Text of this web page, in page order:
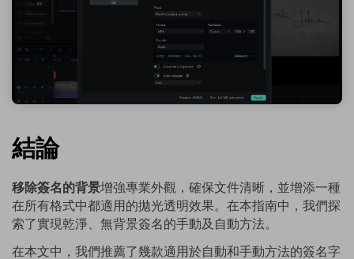
結論
移除簽名的背景增強專業外觀，確保文件清晰，並增添一種
在所有格式中都適用的拋光透明效果。在本指南中，我們探
索了實現乾淨、無背景簽名的手動及自動方法。
在本文中，我們推薦了幾款適用於自動和手動方法的簽名字